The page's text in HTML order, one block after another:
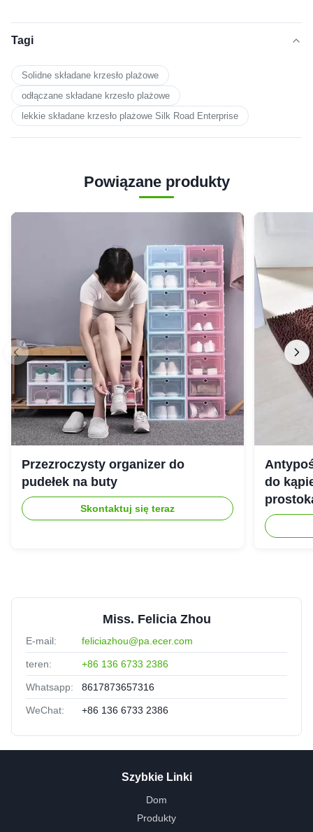
Tagi
Solidne składane krzesło plażowe
odłączane składane krzesło plażowe
lekkie składane krzesło plażowe Silk Road Enterprise
Powiązane produkty
Przezroczysty organizer do
pudełek na buty
Skontaktuj się teraz
do
Miss. Felicia Zhou
E-mail: feliciazhou@pa.ecer.com
teren: +86 136 6733 2386
Whatsapp: 8617873657316
WeChat: +86 136 6733 2386
Szybkie Linki
Dom
Produkty